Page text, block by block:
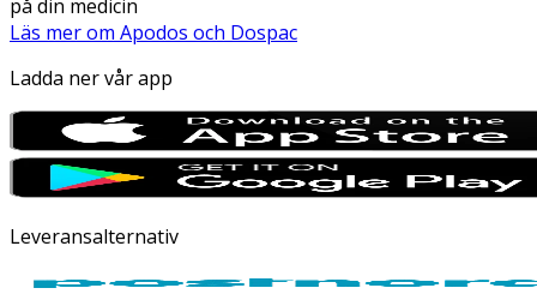
på din medicin
Läs mer om Apodos och Dospac
Ladda ner vår app
Leveransalternativ